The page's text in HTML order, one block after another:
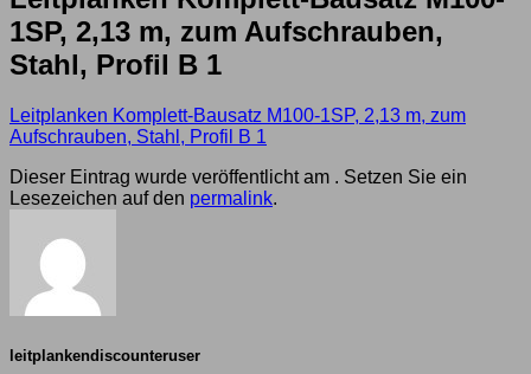
1SP, 2,13 m, zum Aufschrauben,
Stahl, Profil B 1
Leitplanken Komplett-Bausatz M100-1SP, 2,13 m, zum
Aufschrauben, Stahl, Profil B 1
Dieser Eintrag wurde veröffentlicht am . Setzen Sie ein
Lesezeichen auf den permalink.
leitplankendiscounteruser